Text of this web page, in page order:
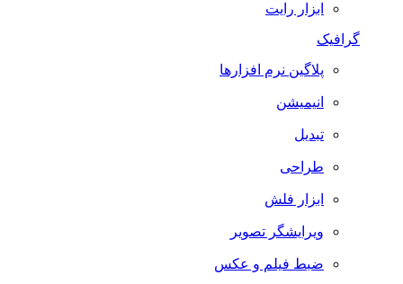
ابزار رایت
گرافیک
پلاگین نرم افزارها
انیمیشن
تبدیل
طراحی
ابزار فلش
ویرایشگر تصویر
ضبط فيلم و عكس